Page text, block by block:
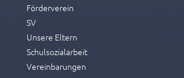
Förderverein
SV
Unsere Eltern
Schulsozialarbeit
Vereinbarungen